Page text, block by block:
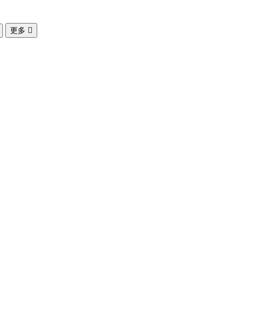
更多 